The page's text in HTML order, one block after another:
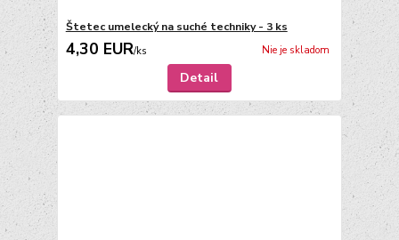
Štetec umelecký na suché techniky - 3 ks
4,30 EUR/ks Nie je skladom
Detail